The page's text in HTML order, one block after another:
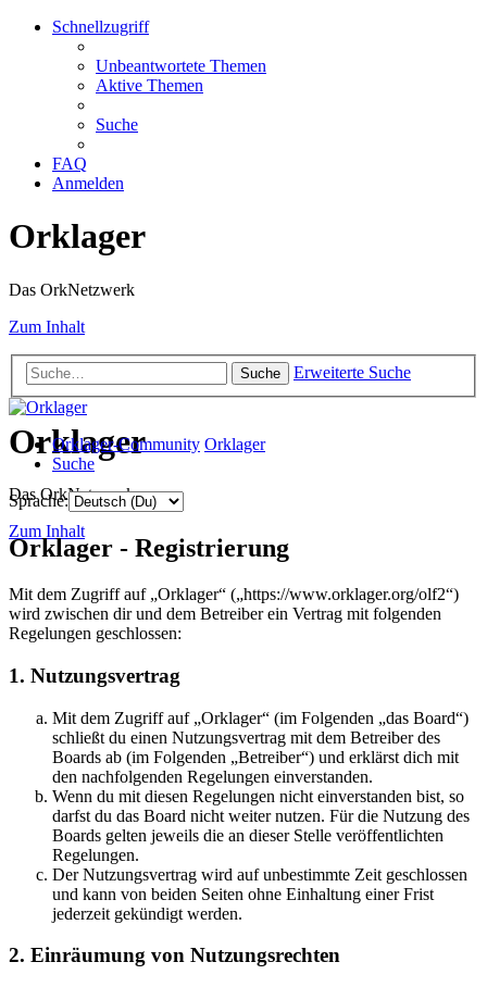
Schnellzugriff
Unbeantwortete Themen
Aktive Themen
Suche
FAQ
Anmelden
Orklager
Das OrkNetzwerk
Zum Inhalt
Suche Erweiterte Suche
Orklager
Das OrkNetzwerk
Zum Inhalt
Orklager-Community Orklager
Suche
Sprache:
Orklager - Registrierung
Mit dem Zugriff auf „Orklager“ („https://www.orklager.org/olf2“)
wird zwischen dir und dem Betreiber ein Vertrag mit folgenden
Regelungen geschlossen:
1. Nutzungsvertrag
Mit dem Zugriff auf „Orklager“ (im Folgenden „das Board“)
schließt du einen Nutzungsvertrag mit dem Betreiber des
Boards ab (im Folgenden „Betreiber“) und erklärst dich mit
den nachfolgenden Regelungen einverstanden.
Wenn du mit diesen Regelungen nicht einverstanden bist, so
darfst du das Board nicht weiter nutzen. Für die Nutzung des
Boards gelten jeweils die an dieser Stelle veröffentlichten
Regelungen.
Der Nutzungsvertrag wird auf unbestimmte Zeit geschlossen
und kann von beiden Seiten ohne Einhaltung einer Frist
jederzeit gekündigt werden.
2. Einräumung von Nutzungsrechten